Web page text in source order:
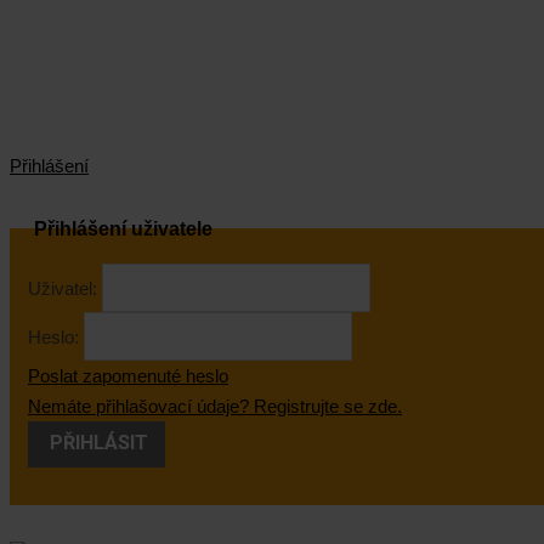
Přihlášení
Přihlášení uživatele
Uživatel:
Heslo:
Poslat zapomenuté heslo
Nemáte přihlašovací údaje? Registrujte se zde.